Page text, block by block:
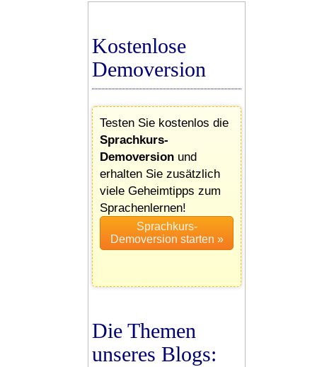
Kostenlose
Demoversion
Testen Sie kostenlos die
Sprachkurs-
Demoversion und
erhalten Sie zusätzlich
viele Geheimtipps zum
Sprachenlernen!
Die Themen
unseres Blogs: